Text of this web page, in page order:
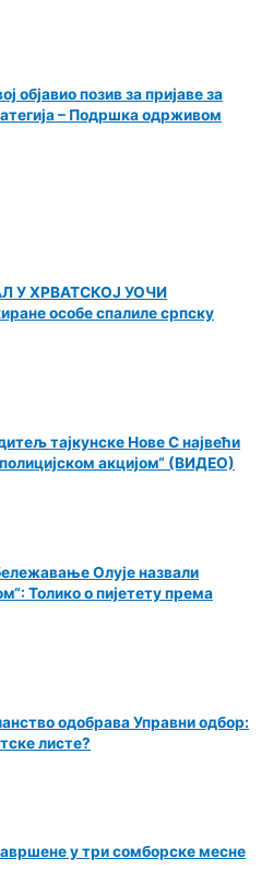
објавио позив за пријаве за
– Подршка одрживом
У ХРВАТСКОЈ УОЧИ
особе спалиле српску
тајкунске Нове С највећи
акцијом“ (ВИДЕО)
Олује назвали
Толико о пијетету према
одобрава Управни одбор:
листе?
у три сомборске месне